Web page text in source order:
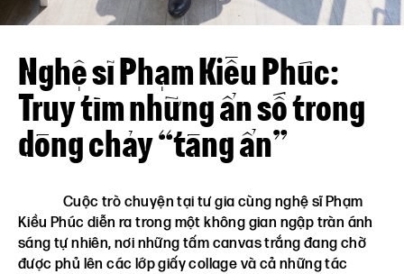
Nghệ sĩ Phạm Kiều Phúc:
Truy tìm những ẩn số trong
dòng chảy “tàng ẩn”
Cuộc trò chuyện tại tư gia cùng nghệ sĩ Phạm
Kiều Phúc diễn ra trong một không gian ngập tràn ánh
sáng tự nhiên, nơi những tấm canvas trắng đang chờ
được phủ lên các lớp giấy collage và cả những tác